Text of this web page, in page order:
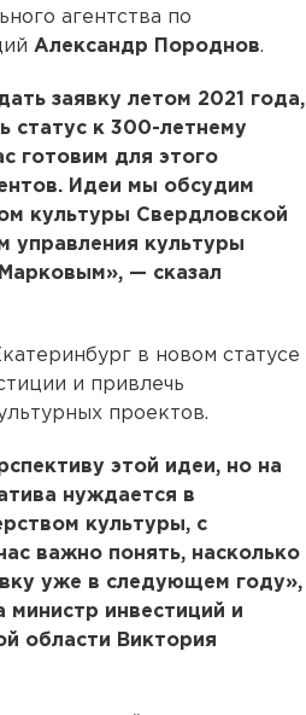
агентства по
Александр Породнов.
заявку летом 2021 года,
статус к 300-летнему
готовим для этого
Идеи мы обсудим
культуры Свердловской
управления культуры
— сказал
в новом статусе
и привлечь
проектов.
этой идеи, но на
нуждается в
культуры, с
важно понять, насколько
уже в следующем году»,
инвестиций и
области Виктория